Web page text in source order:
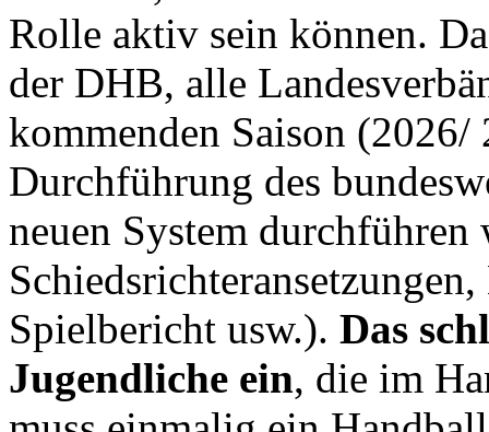
Rolle aktiv sein können.
der DHB, alle
kommenden Saison
Durchführung des
neuen System
Spielbericht usw.). Das
Jugendliche ein, die im